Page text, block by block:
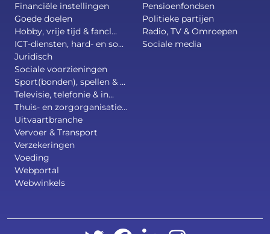
Financiële instellingen
Goede doelen
Hobby, vrije tijd & fancl...
ICT-diensten, hard- en so...
Juridisch
Pensioenfondsen
Politieke partijen
Radio, TV & Omroepen
Sociale media
Sociale voorzieningen
Sport(bonden), spellen & ...
Televisie, telefonie & in...
Thuis- en zorgorganisatie...
Uitvaartbranche
Vervoer & Transport
Verzekeringen
Voeding
Webportal
Webwinkels